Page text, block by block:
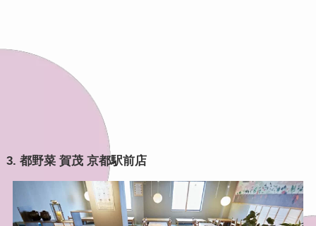
3. 都野菜 賀茂 京都駅前店